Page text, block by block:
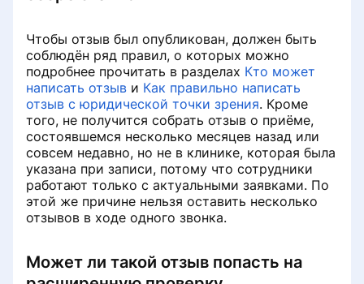
Shifokor sahifasi tahlilini ko'rish
Aloqa tillari
Раздел «Если меня не станет»
Настройка уведомлений
Как добавить или изменить
специальность
Раздел «Советы по продвижению»
Shifokor tayinlanishini sozlash
Marketing tahlillarini ko'rish
Ограничения приёма врача
Настройка уведомлений
Информация по результатам
лидогенерации
История записи на приём
Klinika sahifasidagi teglar
Удалить отзыв о клинике
«Сила отзыва»: партнёрская
программа от ПроДокторов
to'lanadiProDoctorov
Dasturiy ta'minot versiyalari
Детализация списаний с баланса
клиники
Пополнение баланса
лицензионного/рекламного
договора
клиники
Чтобы отзыв был опубликован, должен быть
соблюдён ряд правил, о которых можно
подробнее прочитать в разделах Кто может
написать отзыв и Как правильно написать
отзыв с юридической точки зрения. Кроме
того, не получится собрать отзыв о приёме,
состоявшемся несколько месяцев назад или
совсем недавно, но не в клинике, которая была
указана при записи, потому что сотрудники
работают только с актуальными заявками. По
этой же причине нельзя оставить несколько
отзывов в ходе одного звонка.
Может ли такой отзыв попасть на